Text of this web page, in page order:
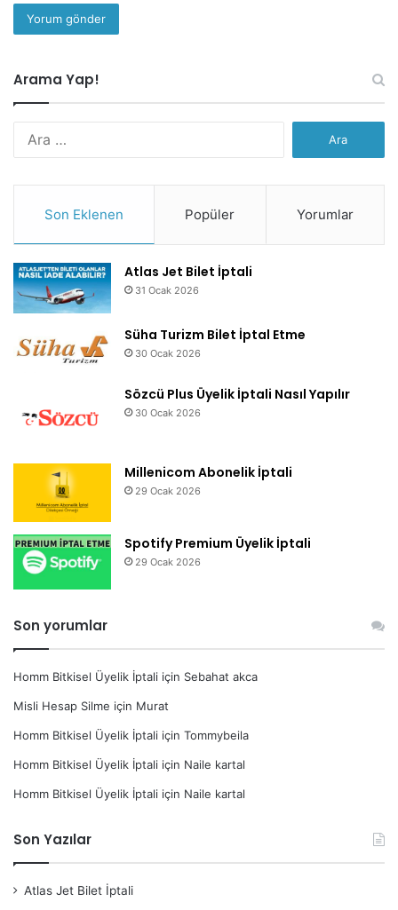
Arama Yap!
Son Eklenen Popüler Yorumlar
Atlas Jet Bilet İptali
31 Ocak 2026
Süha Turizm Bilet İptal Etme
30 Ocak 2026
Sözcü Plus Üyelik İptali Nasıl Yapılır
30 Ocak 2026
Millenicom Abonelik İptali
29 Ocak 2026
Spotify Premium Üyelik İptali
29 Ocak 2026
Son yorumlar
Homm Bitkisel Üyelik İptali için Sebahat akca
Misli Hesap Silme için Murat
Homm Bitkisel Üyelik İptali için Tommybeila
Homm Bitkisel Üyelik İptali için Naile kartal
Homm Bitkisel Üyelik İptali için Naile kartal
Son Yazılar
Atlas Jet Bilet İptali